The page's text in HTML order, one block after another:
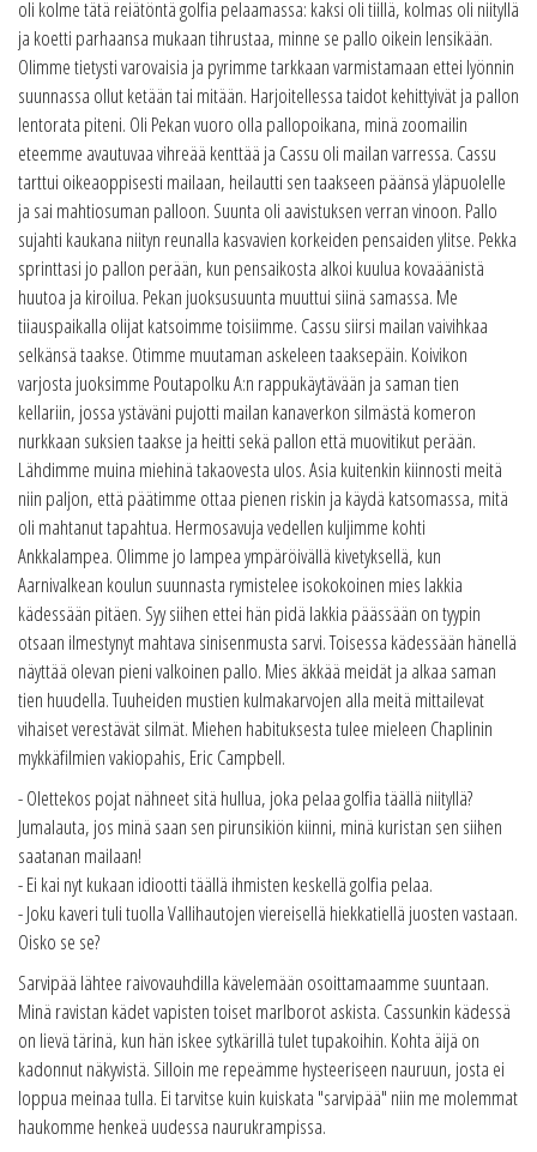
oli kolme tätä reiätöntä golfia pelaamassa: kaksi oli tiillä, kolmas oli niityllä
ja koetti parhaansa mukaan tihrustaa, minne se pallo oikein lensikään.
Olimme tietysti varovaisia ja pyrimme tarkkaan varmistamaan ettei lyönnin
suunnassa ollut ketään tai mitään. Harjoitellessa taidot kehittyivät ja pallon
lentorata piteni. Oli Pekan vuoro olla pallopoikana, minä zoomailin
eteemme avautuvaa vihreää kenttää ja Cassu oli mailan varressa. Cassu
tarttui oikeaoppisesti mailaan, heilautti sen taakseen päänsä yläpuolelle
ja sai mahtiosuman palloon. Suunta oli aavistuksen verran vinoon. Pallo
sujahti kaukana niityn reunalla kasvavien korkeiden pensaiden ylitse. Pekka
sprinttasi jo pallon perään, kun pensaikosta alkoi kuulua kovaäänistä
huutoa ja kiroilua. Pekan juoksusuunta muuttui siinä samassa. Me
tiiauspaikalla olijat katsoimme toisiimme. Cassu siirsi mailan vaivihkaa
selkänsä taakse. Otimme muutaman askeleen taaksepäin. Koivikon
varjosta juoksimme Poutapolku A:n rappukäytävään ja saman tien
kellariin, jossa ystäväni pujotti mailan kanaverkon silmästä komeron
nurkkaan suksien taakse ja heitti sekä pallon että muovitikut perään.
Lähdimme muina miehinä takaovesta ulos. Asia kuitenkin kiinnosti meitä
niin paljon, että päätimme ottaa pienen riskin ja käydä katsomassa, mitä
oli mahtanut tapahtua. Hermosavuja vedellen kuljimme kohti
Ankkalampea. Olimme jo lampea ympäröivällä kivetyksellä, kun
Aarnivalkean koulun suunnasta rymistelee isokokoinen mies lakkia
kädessään pitäen. Syy siihen ettei hän pidä lakkia päässään on tyypin
otsaan ilmestynyt mahtava sinisenmusta sarvi. Toisessa kädessään hänellä
näyttää olevan pieni valkoinen pallo. Mies äkkää meidät ja alkaa saman
tien huudella. Tuuheiden mustien kulmakarvojen alla meitä mittailevat
vihaiset verestävät silmät. Miehen habituksesta tulee mieleen Chaplinin
mykkäfilmien vakiopahis, Eric Campbell.
- Olettekos pojat nähneet sitä hullua, joka pelaa golfia täällä niityllä?
Jumalauta, jos minä saan sen pirunsikiön kiinni, minä kuristan sen siihen
saatanan mailaan!
- Ei kai nyt kukaan idiootti täällä ihmisten keskellä golfia pelaa.
- Joku kaveri tuli tuolla Vallihautojen viereisellä hiekkatiellä juosten vastaan.
Oisko se se?
Sarvipää lähtee raivovauhdilla kävelemään osoittamaamme suuntaan.
Minä ravistan kädet vapisten toiset marlborot askista. Cassunkin kädessä
on lievä tärinä, kun hän iskee sytkärillä tulet tupakoihin. Kohta äijä on
kadonnut näkyvistä. Silloin me repeämme hysteeriseen nauruun, josta ei
loppua meinaa tulla. Ei tarvitse kuin kuiskata "sarvipää" niin me molemmat
haukomme henkeä uudessa naurukrampissa.